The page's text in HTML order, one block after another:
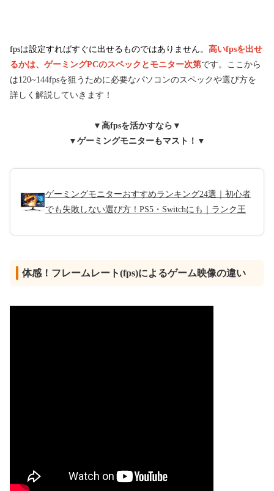
fpsは設定すればすぐに出せるものではありません。 高いfpsを出せ
るかは、ゲーミングPCのスペックとモニター次第です。ここから
は120~144fpsを狙うために必要なパソコンのスペックや選び方を
詳しく解説していきます！
▼高fpsを活かすなら▼
▼ゲーミングモニターもマスト！▼
ゲーミングモニターおすすめランキング24選｜初心者
でも失敗しない選び方！PS5・Switchにも｜ランク王
体感！フレームレート(fps)によるゲーム映像の違い